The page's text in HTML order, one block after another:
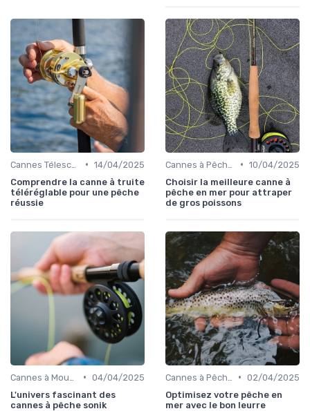
• 14/04/2025
Comprendre la canne à truite
téléréglable pour une pêche
réussie
• 10/04/2025
Choisir la meilleure canne à
pêche en mer pour attraper
de gros poissons
• 04/04/2025
L'univers fascinant des
cannes à pêche sonik
• 02/04/2025
Optimisez votre pêche en
mer avec le bon leurre